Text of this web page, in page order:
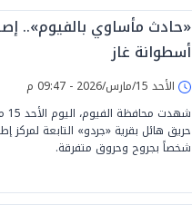
أسطوانة غاز
الأحد 15/مارس/2026 - 09:47 م
شخصاً بجروح وحروق متفرقة.